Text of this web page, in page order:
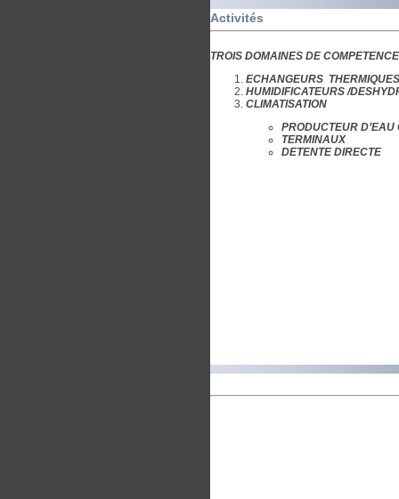
Activités
TROIS DOMAINES DE
ECHANGEURS
HUMIDIFICATEURS /
CLIMATISATION
PRODUCTEUR
TERMINAUX
DETENTE DIRECTE